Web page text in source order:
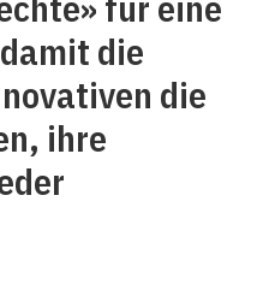
die
die
ihre